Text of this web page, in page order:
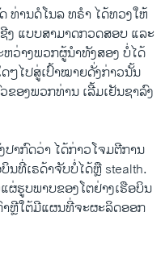
ທ່ານດໍໂນລ ທຣຳ ໄດ້ທວງໃຫ້
ງ ແບບສາມາດກວດສອບ ແລະ
ວ່າງພວກຜູ້ນຳທັງສອງ ບໍ່ໄດ້
ໆໄປສູ່ເປົ້າໝາຍດັ່ງກ່າວນັ້ນ
ອງພວກທ່ານ ເລີ້ມເຢັນຊາລົງ
າກົດວ່າ ໄດ້ກ່າວໂຈມຕີການ
ນທີ່ເຣດ້າຈັບບໍ່ໄດ້ຫຼື stealth.
ຜ່ຮູບພາບຂອງໂຕຢ່າງເຮືອບິນ
າຫຼີໃຕ້ມີແຜນທີ່ຈະຜະລິດອອກ